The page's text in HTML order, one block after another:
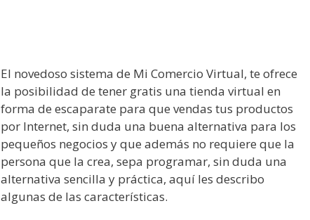
El novedoso sistema de Mi Comercio Virtual, te ofrece
la posibilidad de tener gratis una tienda virtual en
forma de escaparate para que vendas tus productos
por Internet, sin duda una buena alternativa para los
pequeños negocios y que además no requiere que la
persona que la crea, sepa programar, sin duda una
alternativa sencilla y práctica, aquí les describo
algunas de las características.